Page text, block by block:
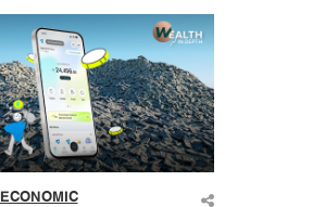
ECONOMIC